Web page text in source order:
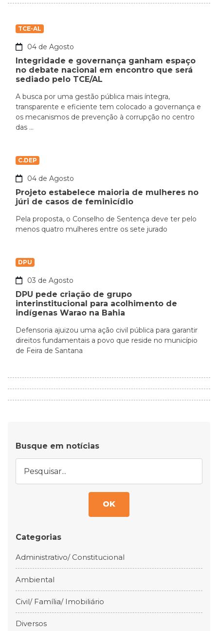
TCE-AL
04 de Agosto
Integridade e governança ganham espaço
no debate nacional em encontro que será
sediado pelo TCE/AL
A busca por uma gestão pública mais íntegra,
transparente e eficiente tem colocado a governança e
os mecanismos de prevenção à corrupção no centro
das ...
C.DEP
04 de Agosto
Projeto estabelece maioria de mulheres no
júri de casos de feminicídio
Pela proposta, o Conselho de Sentença deve ter pelo
menos quatro mulheres entre os sete jurado
DPU
03 de Agosto
DPU pede criação de grupo
interinstitucional para acolhimento de
indígenas Warao na Bahia
Defensoria ajuizou uma ação civil pública para garantir
direitos fundamentais a povo que reside no município
de Feira de Santana
Busque em notícias
OK
Categorias
Administrativo/ Constitucional
Ambiental
Civil/ Família/ Imobiliário
Diversos